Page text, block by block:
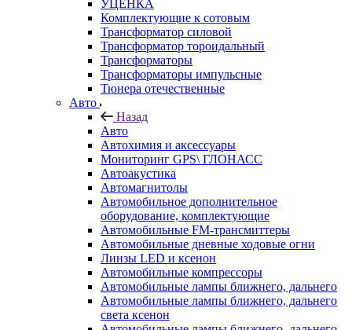
УЦЕНКА
Комплектующие к сотовым
Трансформатор силовой
Трансформатор тороидальный
Трансформаторы
Трансформаторы импульсные
Тюнера отечественные
Авто
Назад
Авто
Автохимия и аксессуары
Мониторинг GPS\ ГЛОНАСС
Автоакустика
Автомагнитолы
Автомобильное дополнительное
оборудование, комплектующие
Автомобильные FM-трансмиттеры
Автомобильные дневные ходовые огни
Линзы LED и ксенон
Автомобильные компрессоры
Автомобильные лампы ближнего, дальнего
Автомобильные лампы ближнего, дальнего
света ксенон